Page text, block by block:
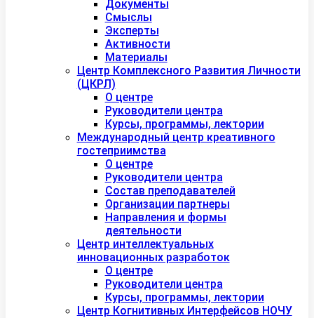
Документы
Смыслы
Эксперты
Активности
Материалы
Центр Комплексного Развития Личности
(ЦКРЛ)
О центре
Руководители центра
Курсы, программы, лектории
Международный центр креативного
гостеприимства
О центре
Руководители центра
Состав преподавателей
Организации партнеры
Направления и формы
деятельности
Центр интеллектуальных
инновационных разработок
О центре
Руководители центра
Курсы, программы, лектории
Центр Когнитивных Интерфейсов НОЧУ